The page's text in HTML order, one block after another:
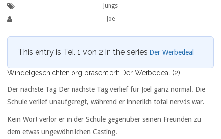
Jungs
Joe
This entry is Teil 1 von 2 in the series Der Werbedeal
Windelgeschichten.org präsentiert: Der Werbedeal (2)
Der nächste Tag Der nächste Tag verlief für Joel ganz normal. Die
Schule verlief unaufgeregt, während er innerlich total nervös war.
Kein Wort verlor er in der Schule gegenüber seinen Freunden zu
dem etwas ungewöhnlichen Casting.